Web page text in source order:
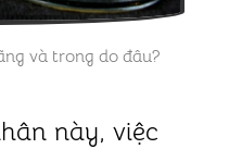
và trong do đâu?
này, việc